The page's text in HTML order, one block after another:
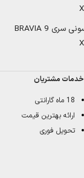
تلویزیون سونی سری BRAVIA 9
خدمات مشتریان
18 ماه گارانتی
ارائه بهترین قیمت
تحویل فوری